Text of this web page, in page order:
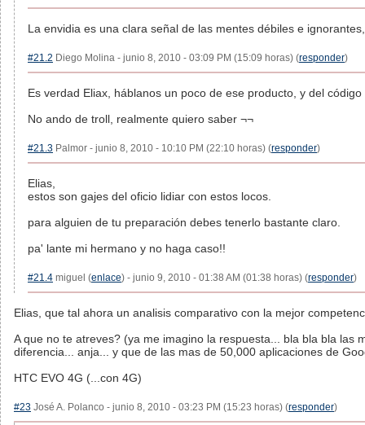
La envidia es una clara señal de las mentes débiles e
#21.2 Diego Molina - junio 8, 2010 - 03:09 PM (15:09 horas) (responder)
Es verdad Eliax, háblanos un poco de ese producto, y del
No ando de troll, realmente quiero saber ¬¬
#21.3 Palmor - junio 8, 2010 - 10:10 PM (22:10 horas) (responder)
Elias,
estos son gajes del oficio lidiar con estos locos.
para alguien de tu preparación debes tenerlo bastante claro.
pa' lante mi hermano y no haga caso!!
#21.4 miguel (enlace) - junio 9, 2010 - 01:38 AM (01:38 horas) (responder)
Elias, que tal ahora un analisis comparativo con la mejor
A que no te atreves? (ya me imagino la respuesta... bla bla bla las
diferencia... anja... y que de las mas de 50,000 aplicaciones de
HTC EVO 4G (...con 4G)
#23 José A. Polanco - junio 8, 2010 - 03:23 PM (15:23 horas) (responder)